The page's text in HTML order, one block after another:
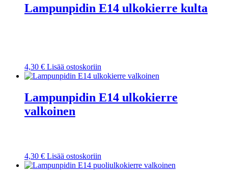
Lampunpidin E14 ulkokierre kulta
4,30 € Lisää ostoskoriin
Lampunpidin E14 ulkokierre
valkoinen
4,30 € Lisää ostoskoriin